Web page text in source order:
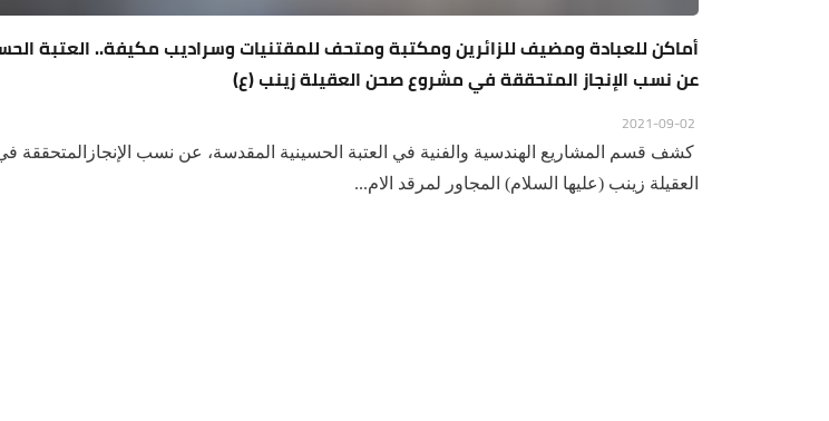
أماكن للعبادة ومضيف للزائرين ومكتبة ومتحف للمقتنيات وسراديب مكيفة.. العتبة
عن نسب الإنجاز المتحققة في مشروع صحن العقيلة زينب (ع)
كشف قسم المشاريع الهندسية والفنية في العتبة الحسينية المقدسة، عن نسب
العقيلة زينب (عليها السلام) المجاور لمرقد الام...